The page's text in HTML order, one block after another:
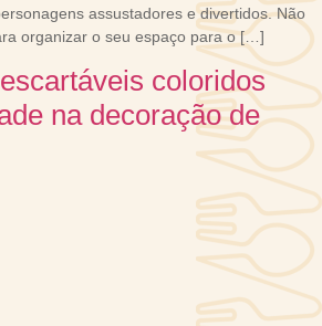
assustadores e divertidos. Não
organizar o seu espaço para o […]
coloridos
na decoração de